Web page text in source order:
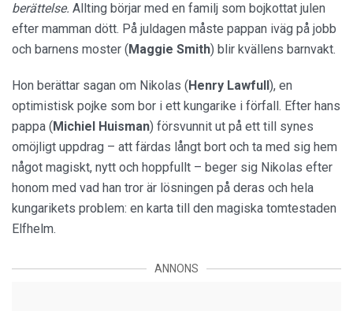
berättelse. Allting börjar med en familj som bojkottat julen
efter mamman dött. På juldagen måste pappan iväg på jobb
och barnens moster (Maggie Smith) blir kvällens barnvakt.
Hon berättar sagan om Nikolas (Henry Lawfull), en
optimistisk pojke som bor i ett kungarike i förfall. Efter hans
pappa (Michiel Huisman) försvunnit ut på ett till synes
omöjligt uppdrag – att färdas långt bort och ta med sig hem
något magiskt, nytt och hoppfullt – beger sig Nikolas efter
honom med vad han tror är lösningen på deras och hela
kungarikets problem: en karta till den magiska tomtestaden
Elfhelm.
ANNONS